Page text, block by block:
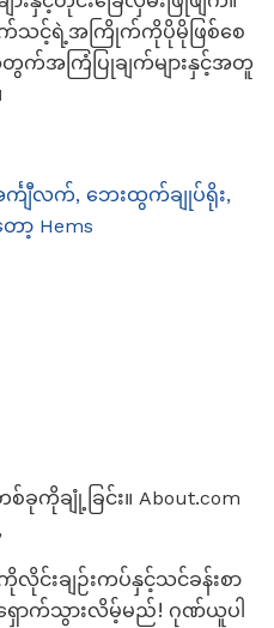
က်သင့်ရဲ့အကြိုက်ကိုပိုမိုဖြစ်စေ
အတွက်အကြံပြုချက်များနှင့်အတူ
င်္ကျီလက်, ဘေးထွက်ချုပ်ရိုး,
ော့ Hems
ကိုချုံ့ခြင်း။ About.com
င်းချဉ်းကပ်နှင့်သင်ခန်းစာ
ောက်သွားလိမ့်မည်! ဂုဏ်ယူပါ